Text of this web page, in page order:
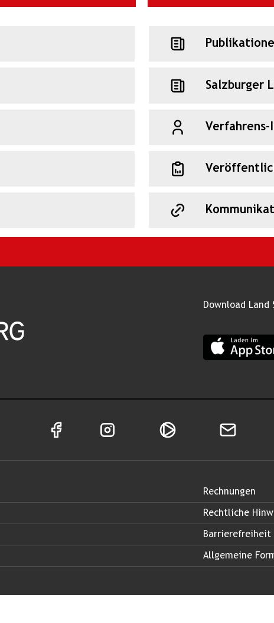
Salzburger
Verfahrens-
Download Land
App Land
Facebook Seite von Land Salzburg
Instagram Seite von Land Salzburg
Salzburg ON Newsletter
Rechnungen
Rechtliche
Barrierefreiheit
Allgemeine